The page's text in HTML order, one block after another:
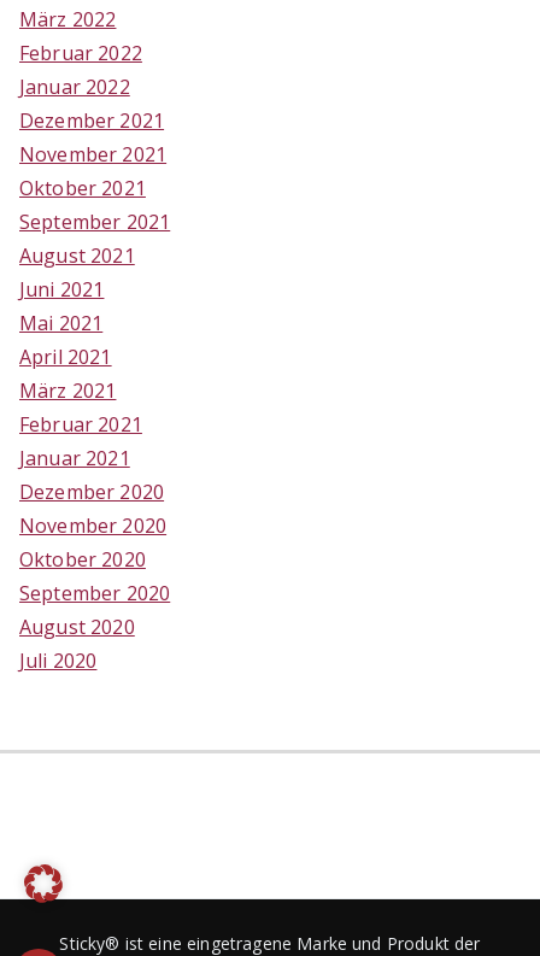
März 2022
Februar 2022
Januar 2022
Dezember 2021
November 2021
Oktober 2021
September 2021
August 2021
Juni 2021
Mai 2021
April 2021
März 2021
Februar 2021
Januar 2021
Dezember 2020
November 2020
Oktober 2020
September 2020
August 2020
Juli 2020
Sticky® ist eine eingetragene Marke und Produkt der